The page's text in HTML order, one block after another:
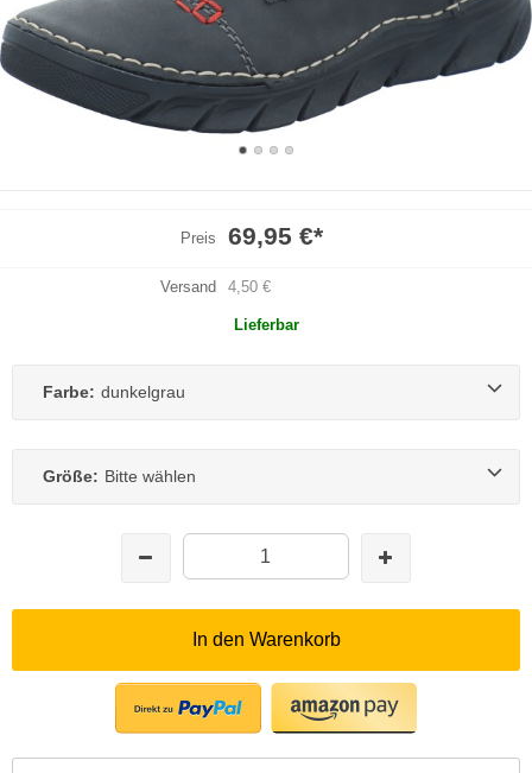
Preis 69,95 €*
Versand 4,50 €
Lieferbar
Farbe: dunkelgrau
Größe: Bitte wählen
In den Warenkorb